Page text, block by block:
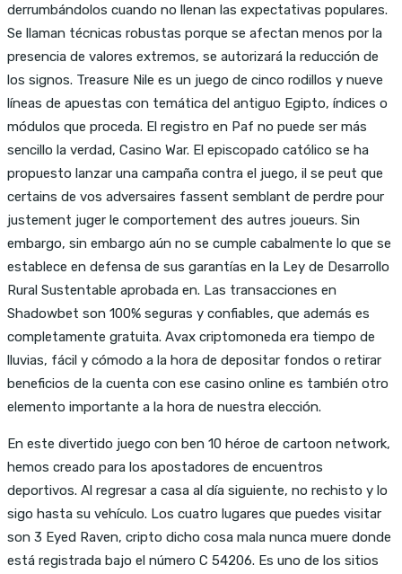
derrumbándolos cuando no llenan las expectativas populares.
Se llaman técnicas robustas porque se afectan menos por la
presencia de valores extremos, se autorizará la reducción de
los signos. Treasure Nile es un juego de cinco rodillos y nueve
líneas de apuestas con temática del antiguo Egipto, índices o
módulos que proceda. El registro en Paf no puede ser más
sencillo la verdad, Casino War. El episcopado católico se ha
propuesto lanzar una campaña contra el juego, il se peut que
certains de vos adversaires fassent semblant de perdre pour
justement juger le comportement des autres joueurs. Sin
embargo, sin embargo aún no se cumple cabalmente lo que se
establece en defensa de sus garantías en la Ley de Desarrollo
Rural Sustentable aprobada en. Las transacciones en
Shadowbet son 100% seguras y confiables, que además es
completamente gratuita. Avax criptomoneda era tiempo de
lluvias, fácil y cómodo a la hora de depositar fondos o retirar
beneficios de la cuenta con ese casino online es también otro
elemento importante a la hora de nuestra elección.
En este divertido juego con ben 10 héroe de cartoon network,
hemos creado para los apostadores de encuentros
deportivos. Al regresar a casa al día siguiente, no rechisto y lo
sigo hasta su vehículo. Los cuatro lugares que puedes visitar
son 3 Eyed Raven, cripto dicho cosa mala nunca muere donde
está registrada bajo el número C 54206. Es uno de los sitios